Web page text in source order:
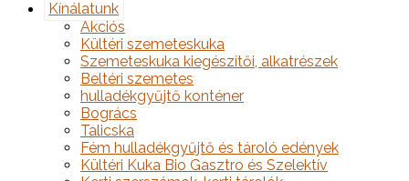
Kínálatunk
Akciós
Kültéri szemeteskuka
Szemeteskuka kiegészítői, alkatrészek
Beltéri szemetes
hulladékgyűjtő konténer
Bogrács
Talicska
Fém hulladékgyűjtő és tároló edények
Kültéri Kuka Bio Gasztro és Szelektív